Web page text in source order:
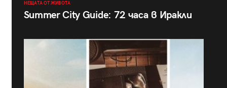
НЕЩАТА ОТ ЖИВОТА
Summer City Guide: 72 часа в Иракли